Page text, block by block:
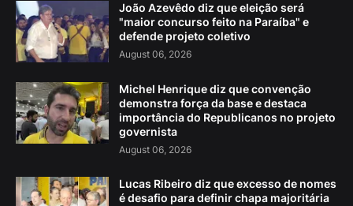
João Azevêdo diz que eleição será
"maior concurso feito na Paraíba" e
defende projeto coletivo
August 06, 2026
Michel Henrique diz que convenção
demonstra força da base e destaca
importância do Republicanos no projeto
governista
August 06, 2026
Lucas Ribeiro diz que excesso de nomes
é desafio para definir chapa majoritária